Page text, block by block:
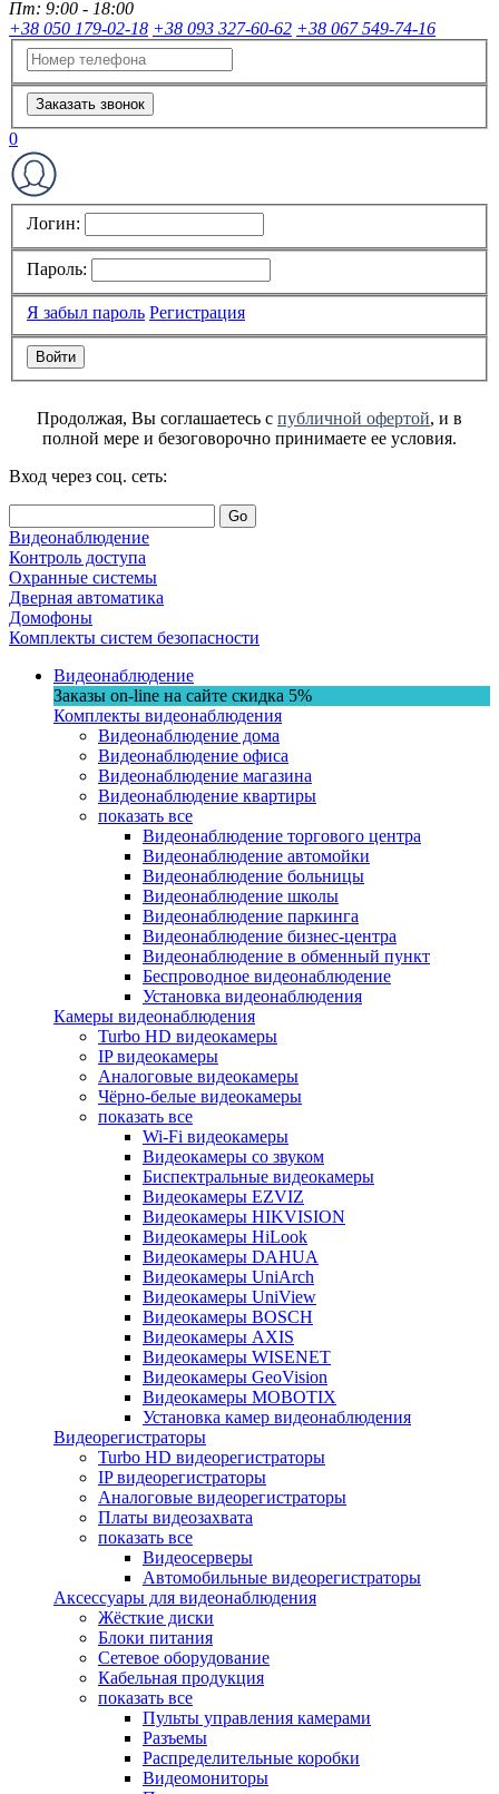
Пт: 9:00 - 18:00
+38 050 179-02-18 +38 093 327-60-62 +38 067 549-74-16
Заказать звонок
0
Логин:
Пароль:
Я забыл пароль Регистрация
Продолжая, Вы соглашаетесь с публичной офертой, и в
полной мере и безоговорочно принимаете ее условия.
Вход через соц. сеть:
Go
Видеонаблюдение
Контроль доступа
Охранные системы
Дверная автоматика
Домофоны
Комплекты систем безопасности
Видеонаблюдение
Заказы on-line на сaйте скидка 5%
Комплекты видеонаблюдения
Видеонаблюдение дома
Видеонаблюдение офиса
Видеонаблюдение магазина
Видеонаблюдение квартиры
показать все
Видеонаблюдение торгового центра
Видеонаблюдение автомойки
Видеонаблюдение больницы
Видеонаблюдение школы
Видеонаблюдение паркинга
Видеонаблюдение бизнес-центра
Видеонаблюдение в обменный пункт
Беспроводное видеонаблюдение
Установка видеонаблюдения
Камеры видеонаблюдения
Turbo HD видеокамеры
IP видеокамеры
Аналоговые видеокамеры
Чёрно-белые видеокамеры
показать все
Wi-Fi видеокамеры
Видеокамеры со звуком
Биспектральные видеокамеры
Видеокамеры EZVIZ
Видеокамеры HIKVISION
Видеокамеры HiLook
Видеокамеры DAHUA
Видеокамеры UniArch
Видеокамеры UniView
Видеокамеры BOSCH
Видеокамеры AXIS
Видеокамеры WISENET
Видеокамеры GeoVision
Видеокамеры MOBOTIX
Установка камер видеонаблюдения
Видеорегистраторы
Turbo HD видеорегистраторы
IP видеорегистраторы
Аналоговые видеорегистраторы
Платы видеозахвата
показать все
Видеосерверы
Автомобильные видеорегистраторы
Аксессуары для видеонаблюдения
Жёсткие диски
Блоки питания
Сетевое оборудование
Кабельная продукция
показать все
Пульты управления камерами
Разъемы
Распределительные коробки
Видеомониторы